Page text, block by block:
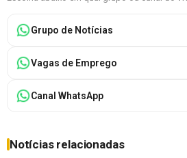
Grupo de Notícias
Vagas de Emprego
Canal WhatsApp
Notícias relacionadas